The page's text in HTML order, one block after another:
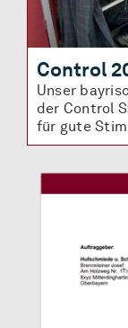
Control
Unser
der Control
für gute